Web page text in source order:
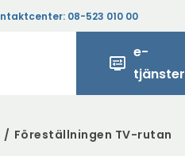
08-523 010 00
display_settings
e-
tjänster
/ Föreställningen TV-rutan